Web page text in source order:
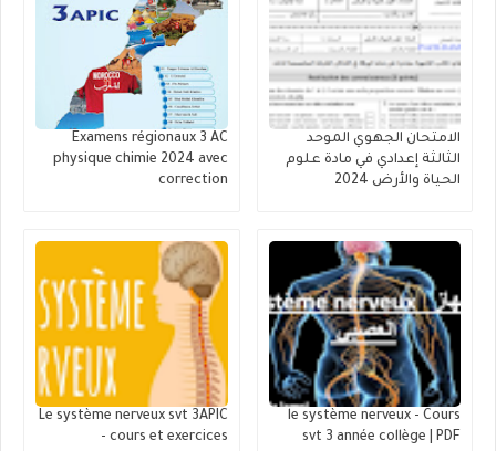
الامتحان الجهوي الموحد
الثالثة إعدادي في مادة علوم
الحياة والأرض 2024
Examens régionaux 3 AC
physique chimie 2024 avec
correction
le système nerveux - Cours
svt 3 année collège | PDF
Le système nerveux svt 3APIC
- cours et exercices